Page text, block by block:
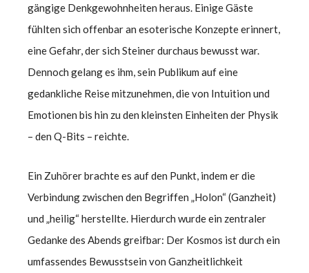
gängige Denkgewohnheiten heraus. Einige Gäste
fühlten sich offenbar an esoterische Konzepte erinnert,
eine Gefahr, der sich Steiner durchaus bewusst war.
Dennoch gelang es ihm, sein Publikum auf eine
gedankliche Reise mitzunehmen, die von Intuition und
Emotionen bis hin zu den kleinsten Einheiten der Physik
– den Q-Bits – reichte.
Ein Zuhörer brachte es auf den Punkt, indem er die
Verbindung zwischen den Begriffen „Holon“ (Ganzheit)
und „heilig“ herstellte. Hierdurch wurde ein zentraler
Gedanke des Abends greifbar: Der Kosmos ist durch ein
umfassendes Bewusstsein von Ganzheitlichkeit